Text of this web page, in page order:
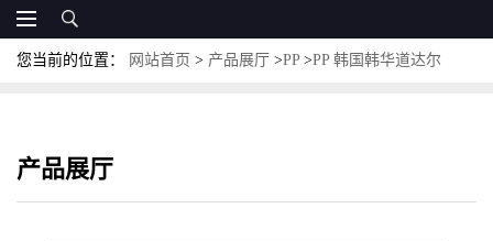
您当前的位置： 网站首页 > 产品展厅 >PP >PP 韩国韩华道达尔
产品展厅